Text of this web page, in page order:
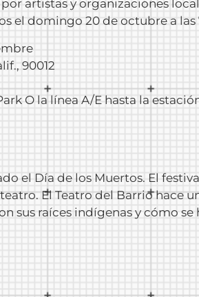
artistas y organizaciones
el domingo 20 de octubre a las
90012
O la línea A/E hasta la
el Día de los Muertos. El
El Teatro del Barrio hace
sus raíces indígenas y cómo